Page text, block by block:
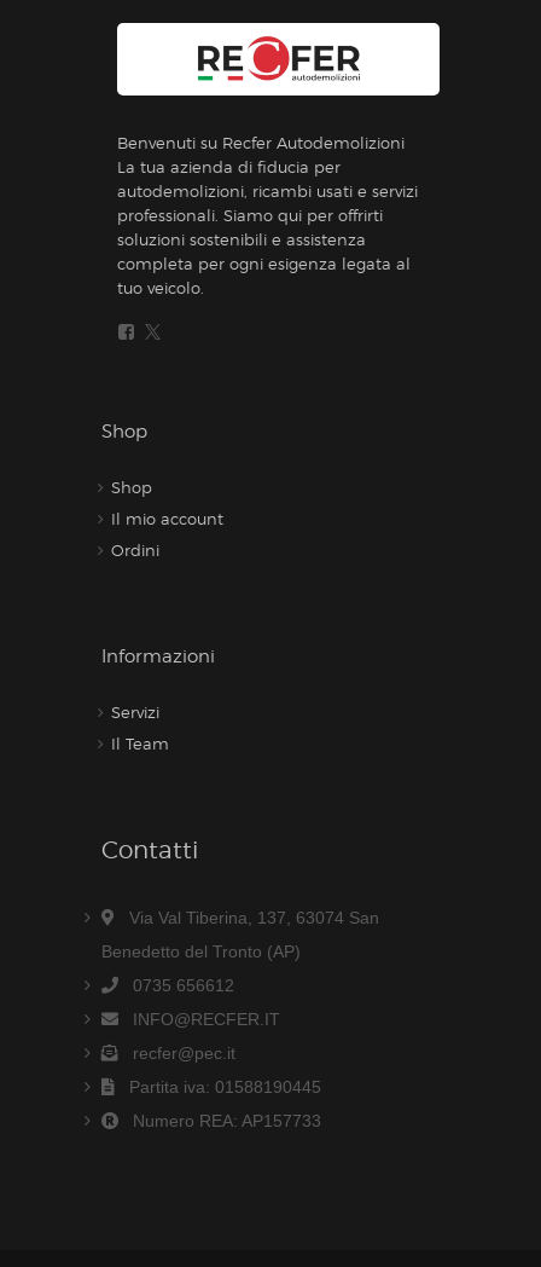
Benvenuti su Recfer Autodemolizioni
La tua azienda di fiducia per
autodemolizioni, ricambi usati e servizi
professionali. Siamo qui per offrirti
soluzioni sostenibili e assistenza
completa per ogni esigenza legata al
tuo veicolo.
Shop
Shop
Il mio account
Ordini
Informazioni
Servizi
Il Team
Contatti
Via Val Tiberina, 137, 63074 San
Benedetto del Tronto (AP)
0735 656612
INFO@RECFER.IT
recfer@pec.it
Partita iva: 01588190445
Numero REA: AP157733